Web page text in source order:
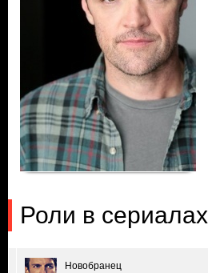
Роли в сериалах
Новобранец